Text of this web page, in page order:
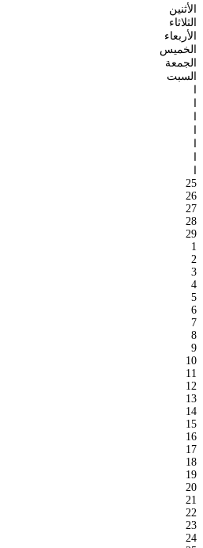
الأثنين
الثلاثاء
الأربعاء
الخميس
الجمعة
السبت
ا
ا
ا
ا
ا
ا
ا
25
26
27
28
29
1
2
3
4
5
6
7
8
9
10
11
12
13
14
15
16
17
18
19
20
21
22
23
24